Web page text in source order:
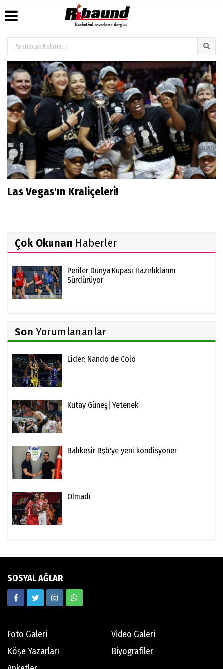
Üye Paneli
Haber
Arşivi
Gazete
Arşivi
Hava
Durumu
Gazete
Manşetleri
Anketler
Biyografiler
Köşe
Yazarları
Video
Galeri
Foto
Galeri
Künye
İletişim
Çerez
Politikası
Gizlilik
İlkeleri
Las Vegas'ın Kraliçeleri!
Çok Okunan Haberler
Periler Dünya Kupası Hazırlıklarını
Sürdürüyor
Son Yorumlananlar
Lider: Nando de Colo
Kutay Güneş| Yetenek
Balıkesir Bşb.'ye yeni kondisyoner
Olmadı
SOSYAL AĞLAR
Foto Galeri
Video Galeri
Köşe Yazarları
Biyografiler